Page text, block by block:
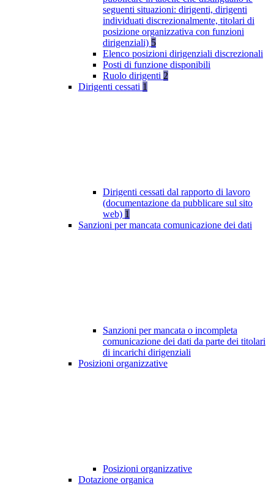
seguenti situazioni: dirigenti, dirigenti
individuati discrezionalmente, titolari di
posizione organizzativa con funzioni
dirigenziali) 5
Elenco posizioni dirigenziali discrezionali
Posti di funzione disponibili
Ruolo dirigenti 2
Dirigenti cessati 1
Dirigenti cessati dal rapporto di lavoro
(documentazione da pubblicare sul sito
web) 1
Sanzioni per mancata comunicazione dei dati
Sanzioni per mancata o incompleta
comunicazione dei dati da parte dei titolari
di incarichi dirigenziali
Posizioni organizzative
Posizioni organizzative
Dotazione organica